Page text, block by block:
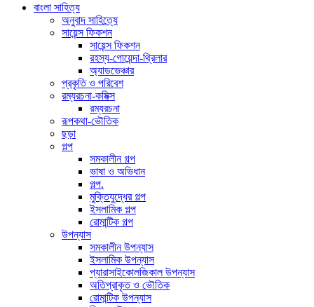
বাংলা সাহিত্য
অনুবাদ সাহিত্যে
সায়েন্স ফিকশন
সায়েন্স ফিকশন
রহস্য-গোয়েন্দা-থ্রিলার
অ্যাডভেঞ্চার
প্রকৃতি ও পরিবেশ
রম্যরচনা-কমিক্স
রম্যরচনা
রূপকথা-ভৌতিক
ছড়া
গল্প
সমকালীন গল্প
ভাষা ও অভিধান
গল্প.
মুক্তিযুদ্ধের গল্প
ইসলামিক গল্প
রোমান্টিক গল্প
উপন্যাস
সমকালীন উপন্যাস
ইসলামিক উপন্যাস
প্যারাসাইকোলজিকাল উপন্যাস
অতিপ্রাকৃত ও ভৌতিক
রোমান্টিক উপন্যাস